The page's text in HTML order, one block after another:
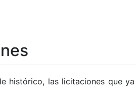
histórico, las licitaciones que